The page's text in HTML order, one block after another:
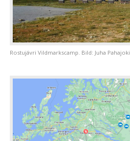
Rostujávri Vildmarkscamp. Bild: Juha Pahajoki